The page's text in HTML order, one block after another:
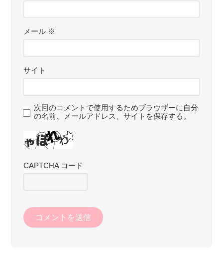
メール ※
サイト
次回のコメントで使用するためブラウザーに自分
の名前、メールアドレス、サイトを保存する。
CAPTCHA コード